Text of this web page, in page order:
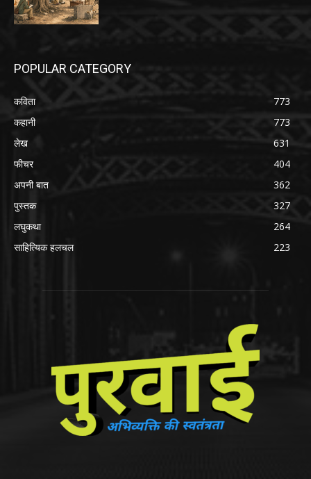
POPULAR CATEGORY
कविता
773
कहानी
773
लेख
631
फीचर
404
अपनी बात
362
पुस्तक
327
लघुकथा
264
साहित्यिक हलचल
223